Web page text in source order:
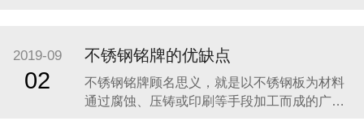
的纽带，直接影响到机械的工作效率、操作的
安全性、准确性和可靠性等等，因此人机界面
设计是机械设计中的一个重要环节。目前机械
设计中仅注
2019-09
02
不锈钢铭牌的优缺点
不锈钢铭牌顾名思义，就是以不锈钢板为材料
通过腐蚀、压铸或印刷等手段加工而成的广告